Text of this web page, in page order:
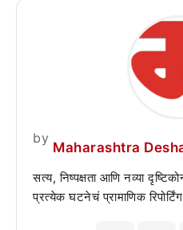
by
Maharashtra
सत्य, निष्पक्षता आणि नव्या
प्रत्येक घटनेचं प्रामाणिक